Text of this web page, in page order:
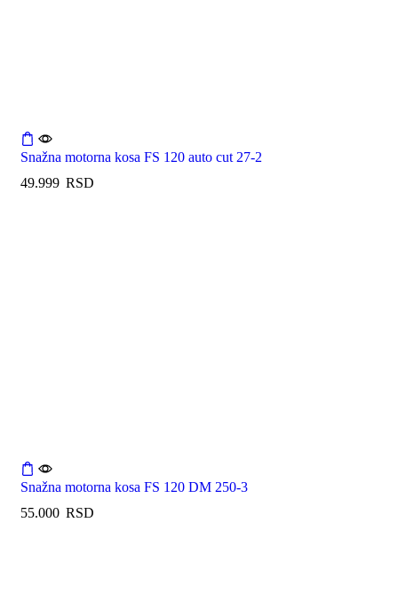
Snažna motorna kosa FS 120 auto cut 27-2
49.999 RSD
Snažna motorna kosa FS 120 DM 250-3
55.000 RSD